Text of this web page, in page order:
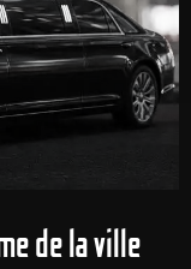
de la ville